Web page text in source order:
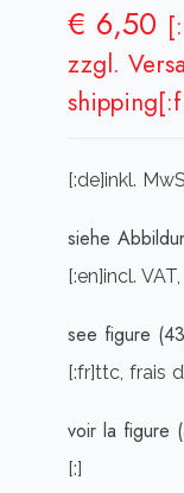
€ 6,50
zzgl.
[:de]inkl.
siehe
[:en]incl.
see figure
[:fr]ttc, frais
voir la figure
[:]